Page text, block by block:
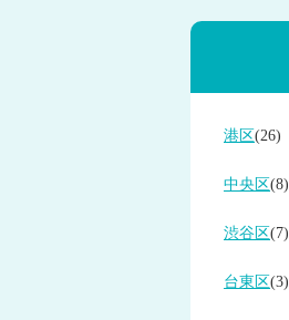
港区(26)
中央区(8)
渋谷区(7)
台東区(3)